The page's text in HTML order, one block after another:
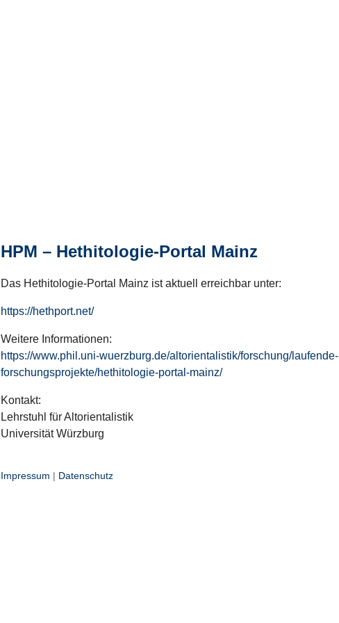
HPM – Hethitologie-Portal Mainz
Das Hethitologie-Portal Mainz ist aktuell erreichbar unter:
https://hethport.net/
Weitere Informationen:
https://www.phil.uni-wuerzburg.de/altorientalistik/forschung/laufende-
forschungsprojekte/hethitologie-portal-mainz/
Kontakt:
Lehrstuhl für Altorientalistik
Universität Würzburg
Impressum | Datenschutz